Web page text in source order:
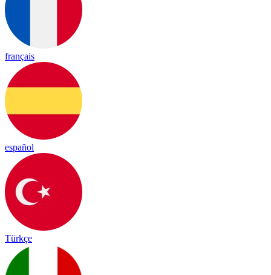
français
español
Türkçe